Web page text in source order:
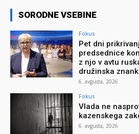
SORODNE VSEBINE
Fokus
Pet dni
predsednice
z njo v avtu
družinska
6. avgusta, 2026
Fokus
Vlada ne
kazenskega
6. avgusta, 2026